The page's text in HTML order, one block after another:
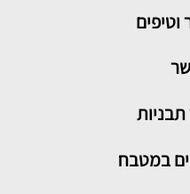
וטיפים
במטבח